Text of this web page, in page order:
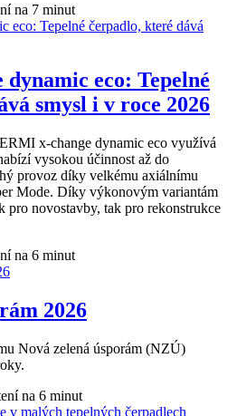
na 7 minut
eco: Tepelné
smysl i v roce 2026
x-change dynamic eco využívá
vysokou účinnost až do
provoz díky velkému axiálnímu
Mode. Díky výkonovým variantám
pro novostavby, tak pro rekonstrukce
na 6 minut
2026
Nová zelená úsporám (NZÚ)
na 6 minut